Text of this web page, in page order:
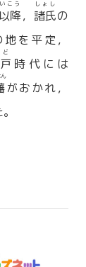
降
いこう
， 諸氏
しょし
の
を平定，
時代には
がおかれ，